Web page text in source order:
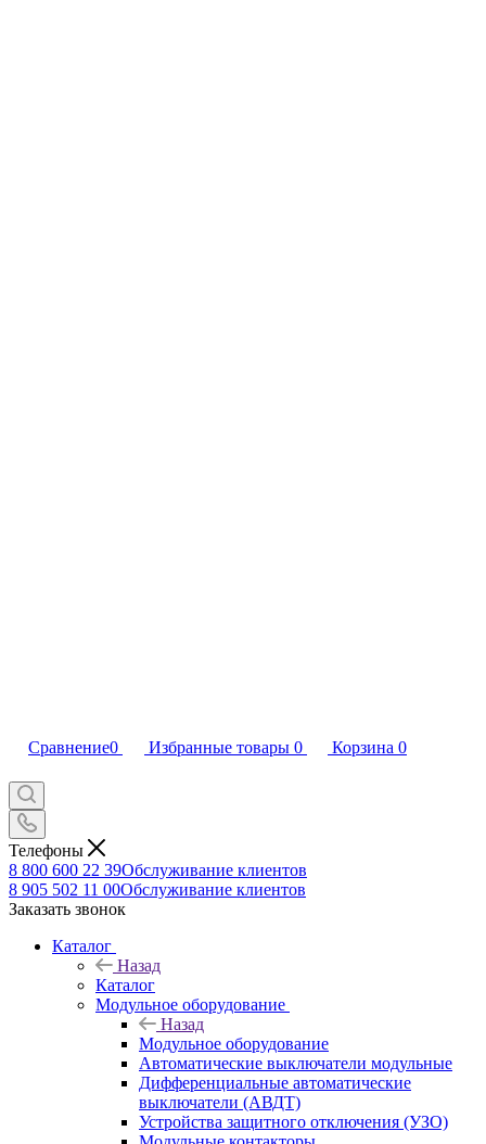
Сравнение0 Избранные товары 0 Корзина 0
Телефоны
8 800 600 22 39Обслуживание клиентов
8 905 502 11 00Обслуживание клиентов
Заказать звонок
Каталог
Назад
Каталог
Модульное оборудование
Назад
Модульное оборудование
Автоматические выключатели модульные
Дифференциальные автоматические
выключатели (АВДТ)
Устройства защитного отключения (УЗО)